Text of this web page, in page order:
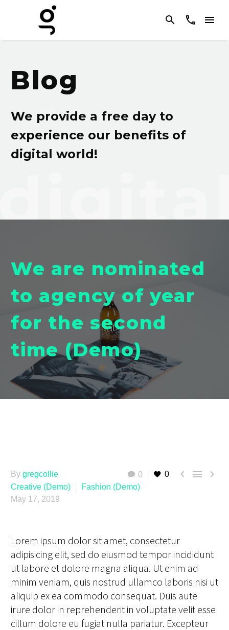
Blog
We provide a free day to
experience our benefits of
digital world!
We are nominated
to agency of year
for the second
time (Demo)
0 0   
By gregcollie
Creative (Demo)
Fashion (Demo)
May 17, 2019
Lorem ipsum dolor sit amet, consectetur
adipisicing elit, sed do eiusmod tempor incididunt
ut labore et dolore magna aliqua. Ut enim ad
minim veniam, quis nostrud ullamco laboris nisi ut
aliquip ex ea commodo consequat. Duis aute
irure dolor in reprehenderit in voluptate velit esse
cillum dolore eu fugiat nulla pariatur. Excepteur